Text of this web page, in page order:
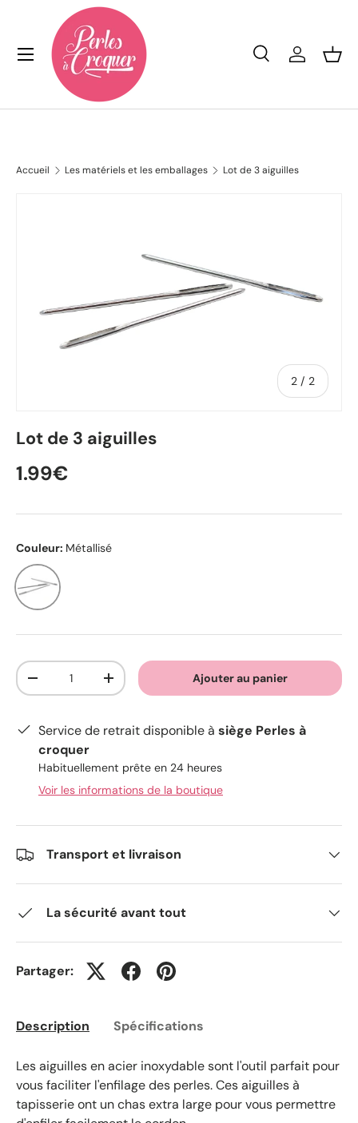
Aller au contenu
Recherche
Recherche
Se
Menu
Accueil Les matériels et les emballages Lot de 3 aiguilles
2 / de
2
Lot de 3 aiguilles
1.99€
Couleur: Métallisé
Métallisé
Qté
-
+ Ajouter au panier
Service de retrait disponible à siège Perles à
croquer
Habituellement prête en 24 heures
Voir les informations de la boutique
Transport et livraison
La sécurité avant tout
Partager:
Description Spécifications
Les aiguilles en acier inoxydable sont l'outil parfait pour
vous faciliter l'enfilage des perles.Ces aiguilles à
tapisserie ont un chas extra large pour vous permettre